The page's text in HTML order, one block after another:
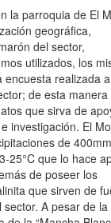
la parroquia de El
geográfica,
del sector,
utilizados, los
encuesta realizada a
de esta manera
que sirva de
investigación. El
de 400mm
25°C que lo hace
de poseer los
que sirven de
A pesar de la